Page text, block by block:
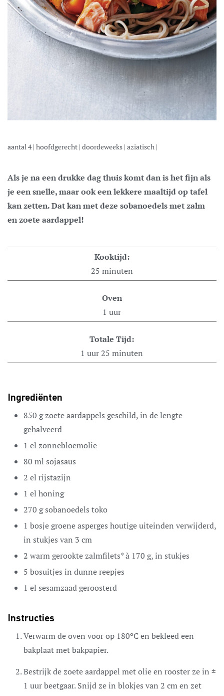
aantal 4| hoofdgerecht | doordeweeks | aziatisch |
Als je na een drukke dag thuis komt dan is het fijn als
je een snelle, maar ook een lekkere maaltijd op tafel
kan zetten. Dat kan met deze sobanoedels met zalm
en zoete aardappel!
Kooktijd:
25 minuten
Oven
1 uur
Totale Tijd:
1 uur 25 minuten
Ingrediënten
850 gzoete aardappels geschild, in de lengte
gehalveerd
1 el zonnebloemolie
80 ml sojasaus
2 el rijstazijn
1 el honing
270 gsobanoedels toko
1 bosjegroene asperges houtige uiteinden verwijderd,
in stukjes van 3 cm
2 warm gerookte zalmfilets*à 170 g, in stukjes
5 bosuitjes in dunne reepjes
1 el sesamzaadgeroosterd
Instructies
Verwarm de oven voor op 180ºC en bekleed een
bakplaat met bakpapier.
Bestrijk de zoete aardappel met olie en rooster ze in ±
1 uur beetgaar. Snijd ze in blokjes van 2 cm en zet